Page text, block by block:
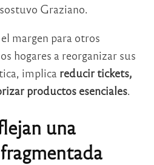
Graziano.
margen para otros
hogares a reorganizar sus
implica reducir tickets,
productos esenciales.
una